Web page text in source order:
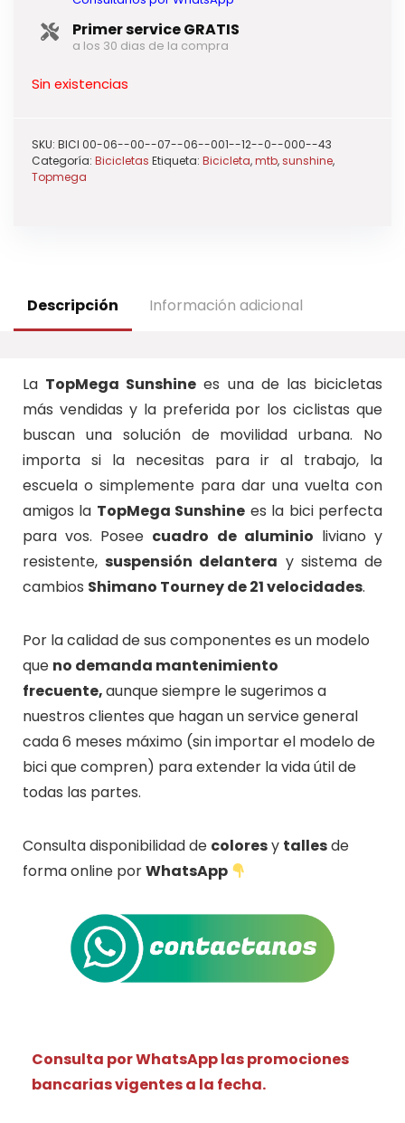
Primer service GRATIS
a los 30 dias de la compra
Sin existencias
SKU: BICI 00-06--00--07--06--001--12--0--000--43
Categoría: Bicicletas Etiqueta: Bicicleta,mtb,sunshine,
Topmega
Descripción Información adicional
La TopMega Sunshine es una de las bicicletas
más vendidas y la preferida por los ciclistas que
buscan una solución de movilidad urbana. No
importa si la necesitas para ir al trabajo, la
escuela o simplemente para dar una vuelta con
amigos la TopMega Sunshine es la bici perfecta
para vos. Posee cuadro de aluminio liviano y
resistente, suspensión delantera y sistema de
cambios Shimano Tourney de 21 velocidades.
Por la calidad de sus componentes es un modelo
que no demanda mantenimiento
frecuente,aunque siempre le sugerimos a
nuestros clientes que hagan un service general
cada 6 meses máximo (sin importar el modelo de
bici que compren) para extender la vida útil de
todas las partes.
Consulta disponibilidad de coloresy tallesde
forma online porWhatsApp
Consulta por WhatsApp las promociones
bancarias vigentes a la fecha.